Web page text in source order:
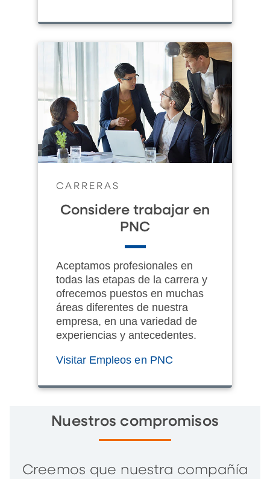
CARRERAS
Considere trabajar en
PNC
Aceptamos profesionales en
todas las etapas de la carrera y
ofrecemos puestos en muchas
áreas diferentes de nuestra
empresa, en una variedad de
experiencias y antecedentes.
Visitar Empleos en PNC
Nuestros compromisos
Creemos que nuestra compañía